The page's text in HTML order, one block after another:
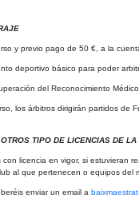
y previo pago de 50 €, a la
deportivo básico para poder
del Reconocimiento
los árbitros dirigirán partidos de
TIPO DE LICENCIAS DE LA
con licencia en vigor, si estuvieran
al que pertenecen o equipos del
enviar un email a